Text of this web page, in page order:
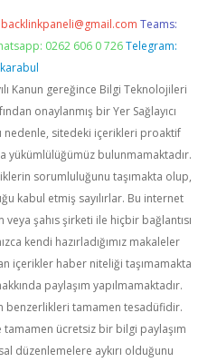
backlinkpaneli@gmail.com Teams:
0262 606 0 726 Telegram:
Kanun gereğince Bilgi Teknolojileri
onaylanmış bir Yer Sağlayıcı
nedenle, sitedeki içerikleri proaktif
yükümlülüğümüz bulunmamaktadır.
sorumluluğunu taşımakta olup,
kabul etmiş sayılırlar. Bu internet
şahıs şirketi ile hiçbir bağlantısı
kendi hazırladığımız makaleler
içerikler haber niteliği taşımamakta
paylaşım yapılmamaktadır.
benzerlikleri tamamen tesadüfidir.
tamamen ücretsiz bir bilgi paylaşım
düzenlemelere aykırı olduğunu